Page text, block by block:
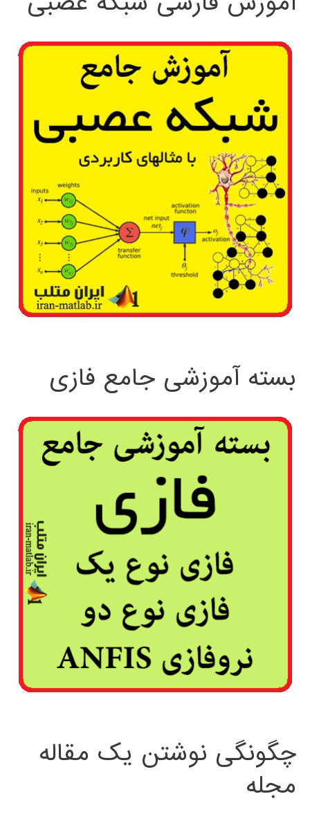
بسته آموزشی جامع فازی
چگونگی نوشتن یک مقاله
مجله